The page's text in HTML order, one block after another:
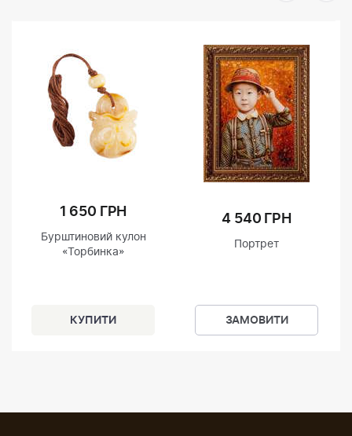
1 650 ГРН
Бурштиновий кулон
«Торбинка»
4 540 ГРН
Портрет
ЗАМОВИТИ